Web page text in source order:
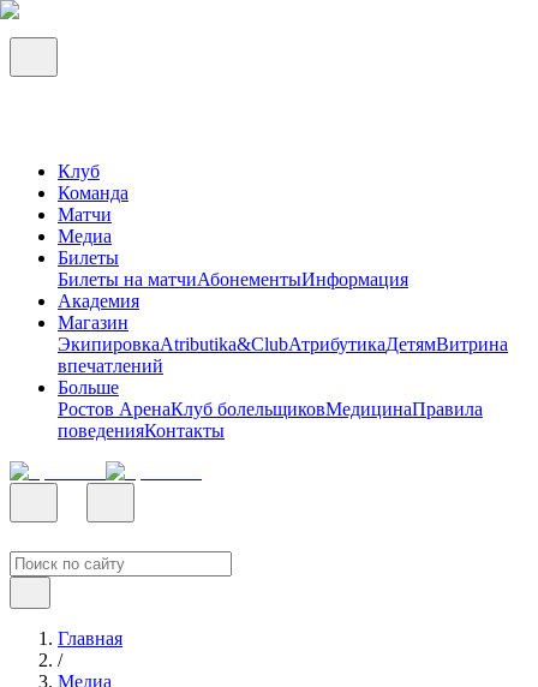
Клуб
Команда
Матчи
Медиа
Билеты
Билеты на матчиАбонементыИнформация
Академия
Магазин
ЭкипировкаAtributika&ClubАтрибутикаДетямВитрина
впечатлений
Больше
Ростов АренаКлуб болельщиковМедицинаПравила
поведенияКонтакты
Главная
/
Медиа